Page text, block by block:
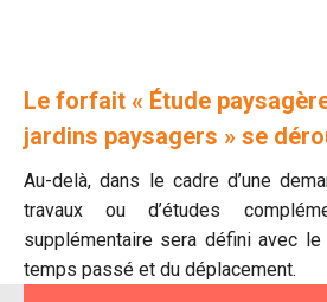
Le forfait « Étude
jardins paysagers » se
Au-delà, dans le cadre d’une
travaux ou d’études
supplémentaire sera défini avec
temps passé et du déplacement.